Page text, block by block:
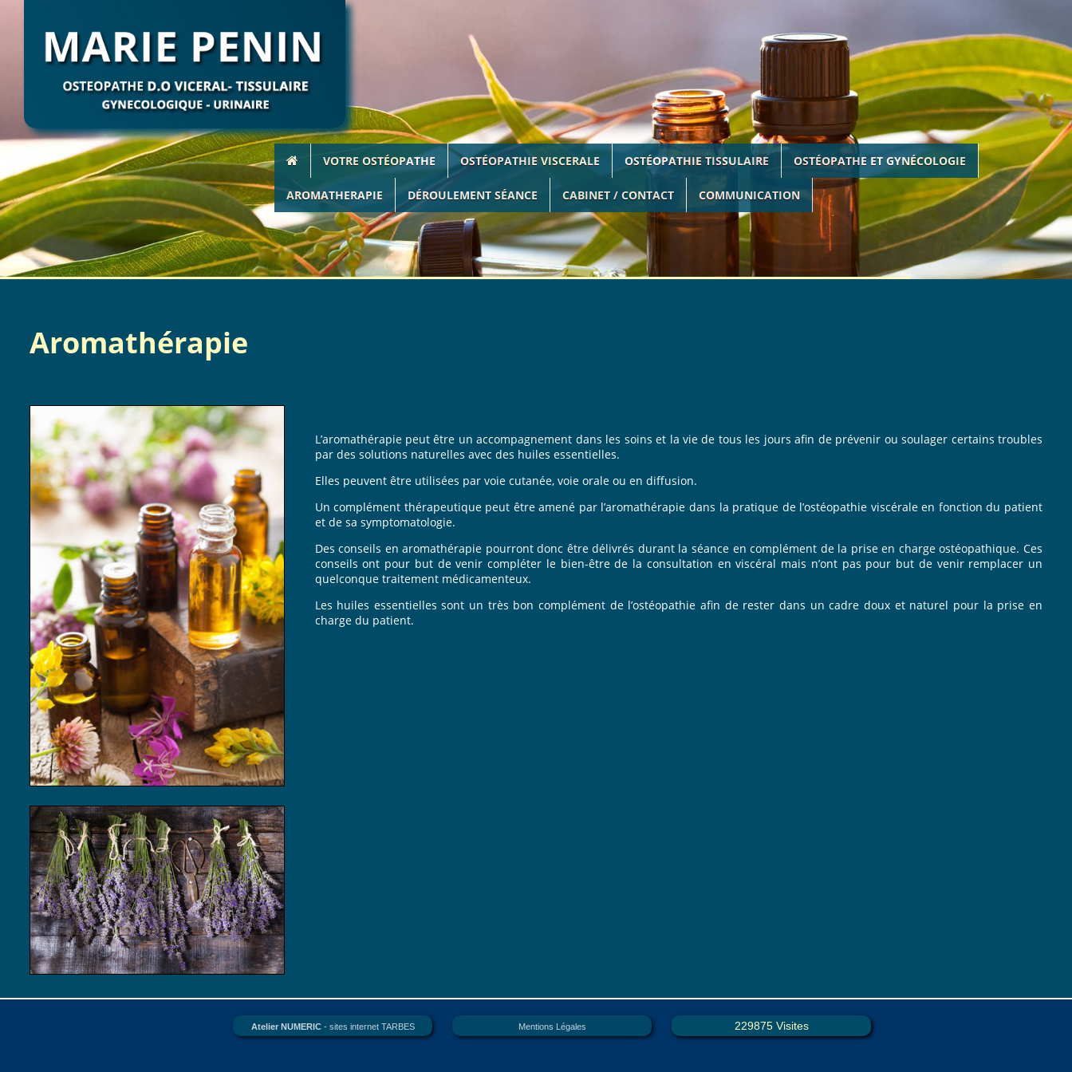
VOTRE OSTÉOPATHE OSTÉOPATHIE VISCERALE OSTÉOPATHIE TISSULAIRE OSTÉOPATHE ET GYNÉCOLOGIE
AROMATHERAPIE DÉROULEMENT SÉANCE CABINET / CONTACT COMMUNICATION
Aromathérapie
L’aromathérapie peut être un accompagnement dans les soins et la vie de tous les jours afin de prévenir ou soulager certains troubles
par des solutions naturelles avec des huiles essentielles.
Elles peuvent être utilisées par voie cutanée, voie orale ou en diffusion.
Un complément thérapeutique peut être amené par l’aromathérapie dans la pratique de l’ostéopathie viscérale en fonction du patient
et de sa symptomatologie.
Des conseils en aromathérapie pourront donc être délivrés durant la séance en complément de la prise en charge ostéopathique. Ces
conseils ont pour but de venir compléter le bien-être de la consultation en viscéral mais n’ont pas pour but de venir remplacer un
quelconque traitement médicamenteux.
Les huiles essentielles sont un très bon complément de l’ostéopathie afin de rester dans un cadre doux et naturel pour la prise en
charge du patient.
Atelier NUMERIC- sites internet TARBES 229875 Visites
Responsable de publication :
Contact mail :
Adresse :
Hébergeur du site :
www.OVH.com
Site internet : Atelier NUMERIC
www.ateliernumeric.com
Propriété intellectuelle :
Mentions Légales